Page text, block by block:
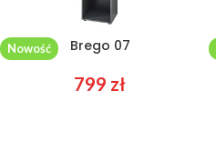
Brego 07
799 zł
Nowość